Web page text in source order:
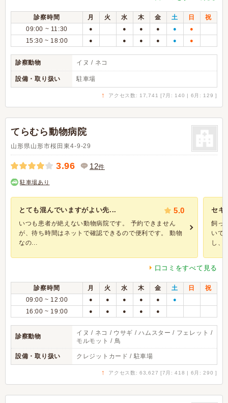
診察時間 月 火 水 木 金 土 日
祝
09:00 ~ 11:30
● ● ● ● ● ●
15:30 ~ 18:00 ● ● ● ● ● ●
診察動物 イヌ / ネコ
設備・取り扱い 駐車場
↑ アクセス数: 17,741 [7月: 140 | 6月: 129 ]
てらむら動物病院
山形県山形市桜田東4-9-29
3.96 12件
駐車場あり
とても混んでいますがよい先... 5.0
いつも患者が絶えない動物病院です。 予約できません
が、待ち時間はネットで確認できるので便利です。 動物
なの...
セキ
飼っ
いて
し、
口コミをすべて見る
診察時間 月 火 水 木 金 土 日
祝
09:00 ~ 12:00
● ● ● ● ● ●
16:00 ~ 19:00 ● ● ● ● ●
診察動物
イヌ / ネコ / ウサギ / ハムスター / フェレット /
モルモット / 鳥
設備・取り扱い クレジットカード / 駐車場
↑ アクセス数: 63,627 [7月: 418 | 6月: 290 ]